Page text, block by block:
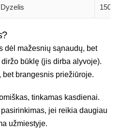
Dyzelis
dėl mažesnių sąnaudų, bet
būklę (jis dirba alyvoje).
brangesnis priežiūroje.
tinkamas kasdienai.
jei reikia daugiau
užmiestyje.